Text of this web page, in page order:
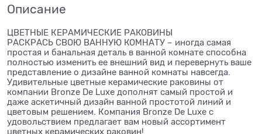
Описание
ЦВЕТНЫЕ КЕРАМИЧЕСКИЕ РАКОВИНЫ
РАСКРАСЬ СВОЮ ВАННУЮ КОМНАТУ – иногда самая
простая и банальная деталь в ванной комнате способна
полностью изменить ее внешний вид и перевернуть ваше
представление о дизайне ванной комнаты навсегда.
Удивительные цветные керамические раковины от
компании Bronze De Luxe дополнят самый простой и
даже аскетичный дизайн ванной простотой линий и
цветовым решением. Компания Bronze De Luxe с
удовольствием предлагает вам новый ассортимент
цветных керамических раковин!